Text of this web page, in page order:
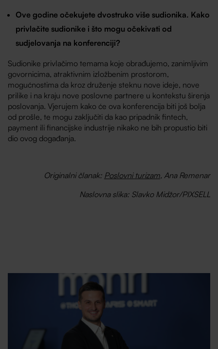
Ove godine očekujete dvostruko više sudionika. Kako
privlačite sudionike i što mogu očekivati od
sudjelovanja na konferenciji?
Sudionike privlačimo temama koje obrađujemo, zanimljivim
govornicima, atraktivnim izložbenim prostorom,
mogućnostima da kroz druženje steknu nove ideje, nove
prilike i na kraju nove poslovne partnere u kontekstu širenja
poslovanja. Vjerujem kako će ova konferencija biti još bolja
od prošle, te mogu zaključiti da kao pripadnik fintech,
payment ili financijske industrije nikako ne bih propustio biti
dio ovog događanja.
Originalni članak: Poslovni turizam, Ana Remenar
Naslovna slika: Slavko Midžor/PIXSELL